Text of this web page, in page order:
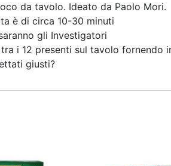
da tavolo. Ideato da Paolo Mori.
è di circa 10-30 minuti
gli Investigatori
i 12 presenti sul tavolo fornendo
giusti?